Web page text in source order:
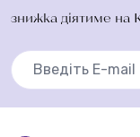
знижка діятиме на